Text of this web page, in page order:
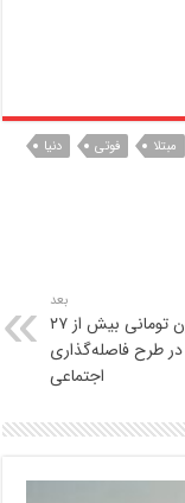
مبتلا فوتی دنیا
بعد
جریمه نیم میلیون تومانی بیش از ۲۷
طرح فاصله‌گذاری
اجتماعی